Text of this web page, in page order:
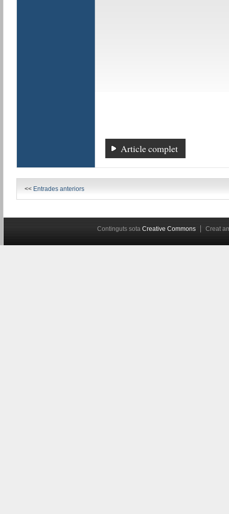
Article complet
<< Entrades anteriors
Continguts sota Creative Commons Creat